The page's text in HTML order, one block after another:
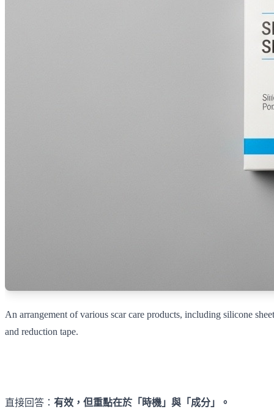
An arrangement of various scar care products, including silicone
and reduction tape.
直接回答： 有效，但重點在於「時機」與「成分」。